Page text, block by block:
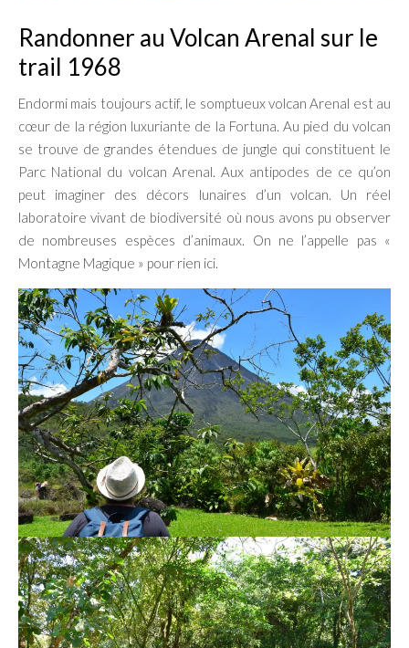
Randonner au Volcan Arenal sur le
trail 1968
Endormi mais toujours actif, le somptueux volcan Arenal est au
cœur de la région luxuriante de la Fortuna. Au pied du volcan
se trouve de grandes étendues de jungle qui constituent le
Parc National du volcan Arenal. Aux antipodes de ce qu’on
peut imaginer des décors lunaires d’un volcan. Un réel
laboratoire vivant de biodiversité où nous avons pu observer
de nombreuses espèces d’animaux. On ne l’appelle pas «
Montagne Magique » pour rien ici.